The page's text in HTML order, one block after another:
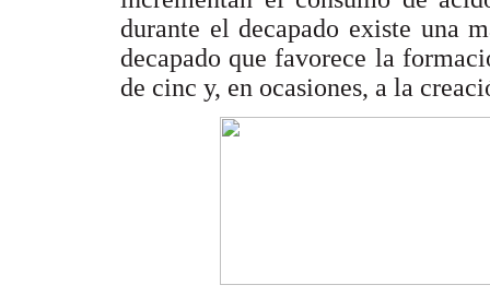
durante el decapado existe una
decapado que favorece la
de cinc y, en ocasiones, a la